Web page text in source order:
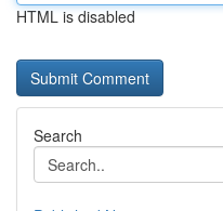
HTML is disabled
Search